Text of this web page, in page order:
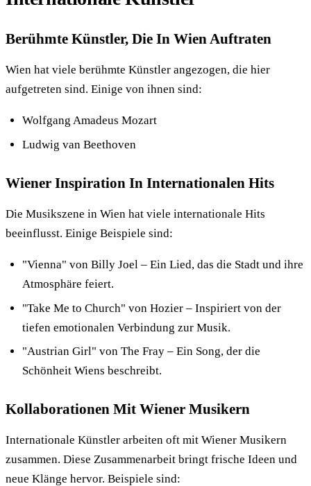
Berühmte Künstler, Die In Wien Auftraten
Wien hat viele berühmte Künstler angezogen, die hier
aufgetreten sind. Einige von ihnen sind:
Wolfgang Amadeus Mozart
Ludwig van Beethoven
Wiener Inspiration In Internationalen Hits
Die Musikszene in Wien hat viele internationale Hits
beeinflusst. Einige Beispiele sind:
"Vienna" von Billy Joel – Ein Lied, das die Stadt und ihre
Atmosphäre feiert.
"Take Me to Church" von Hozier – Inspiriert von der
tiefen emotionalen Verbindung zur Musik.
"Austrian Girl" von The Fray – Ein Song, der die
Schönheit Wiens beschreibt.
Kollaborationen Mit Wiener Musikern
Internationale Künstler arbeiten oft mit Wiener Musikern
zusammen. Diese Zusammenarbeit bringt frische Ideen und
neue Klänge hervor. Beispiele sind: